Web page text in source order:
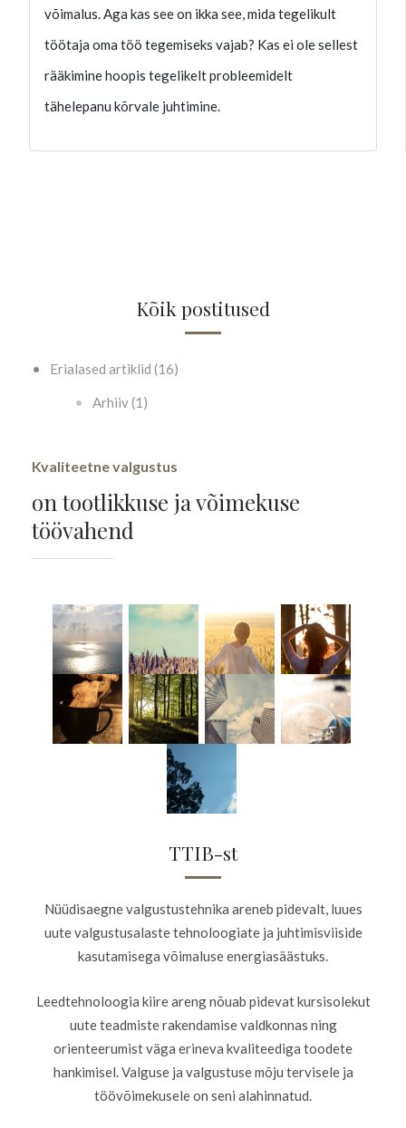
Kõik postitused
Erialased artiklid (16)
Arhiiv (1)
Kvaliteetne valgustus
on tootlikkuse ja võimekuse
töövahend
TTIB-st
Nüüdisaegne valgustustehnika areneb pidevalt, luues
uute valgustusalaste tehnoloogiate ja juhtimisviiside
kasutamisega võimaluse energiasäästuks.
Leedtehnoloogia kiire areng nõuab pidevat kursisolekut
uute teadmiste rakendamise valdkonnas ning
orienteerumist väga erineva kvaliteediga toodete
hankimisel. Valguse ja valgustuse mõju tervisele ja
töövõimekusele on seni alahinnatud.
võimalus. Aga kas see on ikka see, mida tegelikult
töötaja oma töö tegemiseks vajab? Kas ei ole sellest
rääkimine hoopis tegelikelt probleemidelt
tähelepanu kõrvale juhtimine.